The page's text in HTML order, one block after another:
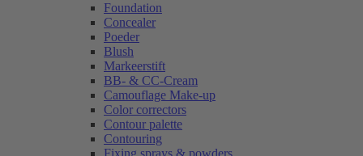
Foundation
Concealer
Poeder
Blush
Markeerstift
BB- & CC-Cream
Camouflage Make-up
Color correctors
Contour palette
Contouring
Fixing sprays & powders